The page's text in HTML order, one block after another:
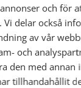
och för
Vi delar också
av vår
och
den med annan
tillhandahållit